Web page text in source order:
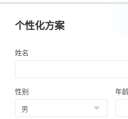
个性化方案
姓名
性别 年